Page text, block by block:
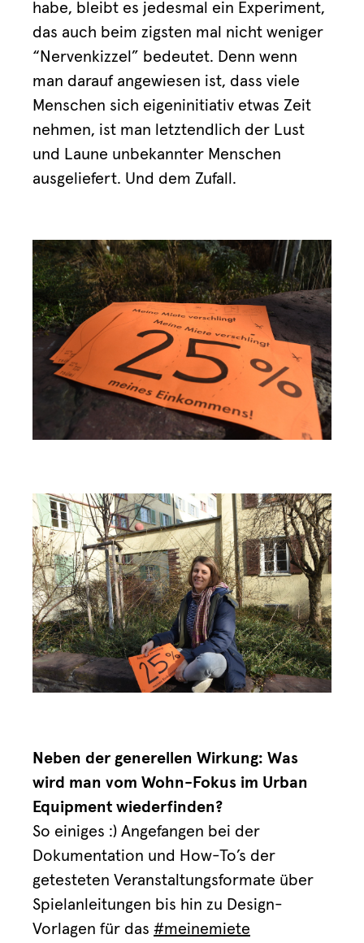
habe, bleibt es jedesmal ein Experiment,
das auch beim zigsten mal nicht weniger
“Nervenkizzel” bedeutet. Denn wenn
man darauf angewiesen ist, dass viele
Menschen sich eigeninitiativ etwas Zeit
nehmen, ist man letztendlich der Lust
und Laune unbekannter Menschen
ausgeliefert. Und dem Zufall.
Neben der generellen Wirkung: Was
wird man vom Wohn-Fokus im Urban
Equipment wiederfinden?
So einiges :) Angefangen bei der
Dokumentation und How-To’s der
getesteten Veranstaltungsformate über
Spielanleitungen bis hin zu Design-
Vorlagen für das #meinemiete